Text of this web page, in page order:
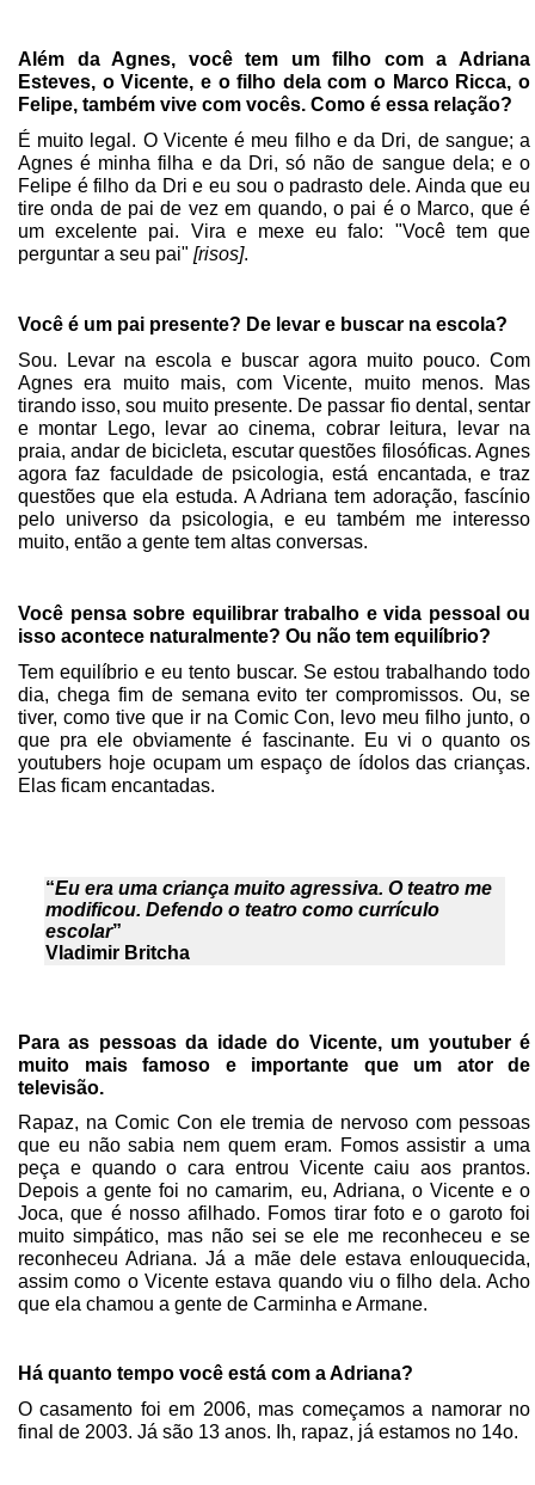
Além da Agnes, você tem um filho com a Adriana
Esteves, o Vicente, e o filho dela com o Marco Ricca, o
Felipe, também vive com vocês. Como é essa relação?
É muito legal. O Vicente é meu filho e da Dri, de sangue; a
Agnes é minha filha e da Dri, só não de sangue dela; e o
Felipe é filho da Dri e eu sou o padrasto dele. Ainda que eu
tire onda de pai de vez em quando, o pai é o Marco, que é
um excelente pai. Vira e mexe eu falo: "Você tem que
perguntar a seu pai" [risos].
Você é um pai presente? De levar e buscar na escola?
Sou. Levar na escola e buscar agora muito pouco. Com
Agnes era muito mais, com Vicente, muito menos. Mas
tirando isso, sou muito presente. De passar fio dental, sentar
e montar Lego, levar ao cinema, cobrar leitura, levar na
praia, andar de bicicleta, escutar questões filosóficas. Agnes
agora faz faculdade de psicologia, está encantada, e traz
questões que ela estuda. A Adriana tem adoração, fascínio
pelo universo da psicologia, e eu também me interesso
muito, então a gente tem altas conversas.
Você pensa sobre equilibrar trabalho e vida pessoal ou
isso acontece naturalmente? Ou não tem equilíbrio?
Tem equilíbrio e eu tento buscar. Se estou trabalhando todo
dia, chega fim de semana evito ter compromissos. Ou, se
tiver, como tive que ir na Comic Con, levo meu filho junto, o
que pra ele obviamente é fascinante. Eu vi o quanto os
youtubers hoje ocupam um espaço de ídolos das crianças.
Elas ficam encantadas.
“Eu era uma criança muito agressiva. O teatro me
modificou. Defendo o teatro como currículo
escolar”
Vladimir Britcha
Para as pessoas da idade do Vicente, um youtuber é
muito mais famoso e importante que um ator de
televisão.
Rapaz, na Comic Con ele tremia de nervoso com pessoas
que eu não sabia nem quem eram. Fomos assistir a uma
peça e quando o cara entrou Vicente caiu aos prantos.
Depois a gente foi no camarim, eu, Adriana, o Vicente e o
Joca, que é nosso afilhado. Fomos tirar foto e o garoto foi
muito simpático, mas não sei se ele me reconheceu e se
reconheceu Adriana. Já a mãe dele estava enlouquecida,
assim como o Vicente estava quando viu o filho dela. Acho
que ela chamou a gente de Carminha e Armane.
Há quanto tempo você está com a Adriana?
O casamento foi em 2006, mas começamos a namorar no
final de 2003. Já são 13 anos. Ih, rapaz, já estamos no 14o.